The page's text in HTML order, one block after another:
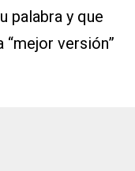
palabra y que
“mejor versión”